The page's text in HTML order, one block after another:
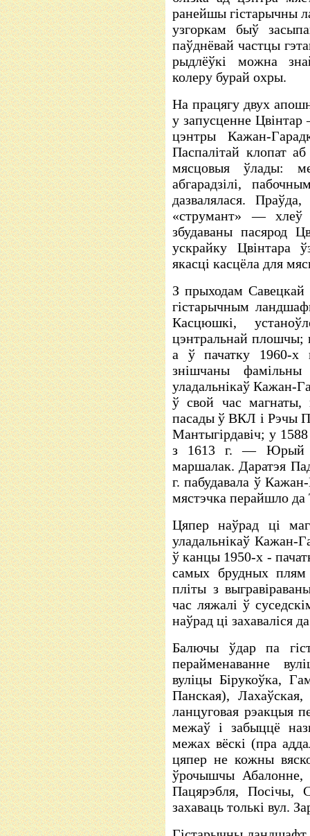
ранейшы гістарычны
узгоркам быў
паўднёвай частцы
рыдлёўкі можна
колеру бурай охры.
На працягу двух
у запусценне
цэнтры Кажан-
Паспалітай клопат
мясцовыя ўлады:
абгарадзілі,
дазвалялася.
«струмант» — хлеў
збудаваны пасярод
ускрайку Цвінтара
якасці касцёла для
З прыходам
гістарычным
Касцюшкі,
цэнтральнай плошчы;
а ў пачатку 1960-х
знішчаны
уладальнікаў Кажан-
ў свой час магнаты,
пасады ў ВКЛ і Рэчы
Мантыгірдавіч; у
з 1613 г. — Юрый
маршалак. Даратэя
г. пабудавала ў
мястэчка перайшло
Цяпер наўрад ці
уладальнікаў Кажан-
ў канцы 1950-х -
самых брудных плям
пліты з
час ляжалі ў
наўрад ці захаваліся
Балючы ўдар па
перайменаванне
вуліцы Бірукоўка,
Панская),
ланцуговая рэакцыя
межаў і забыццё
межах вёскі (пра
цяпер не кожны
ўрочышчы Абалонне,
Пацярэбля, Посічы,
захаваць толькі вул.